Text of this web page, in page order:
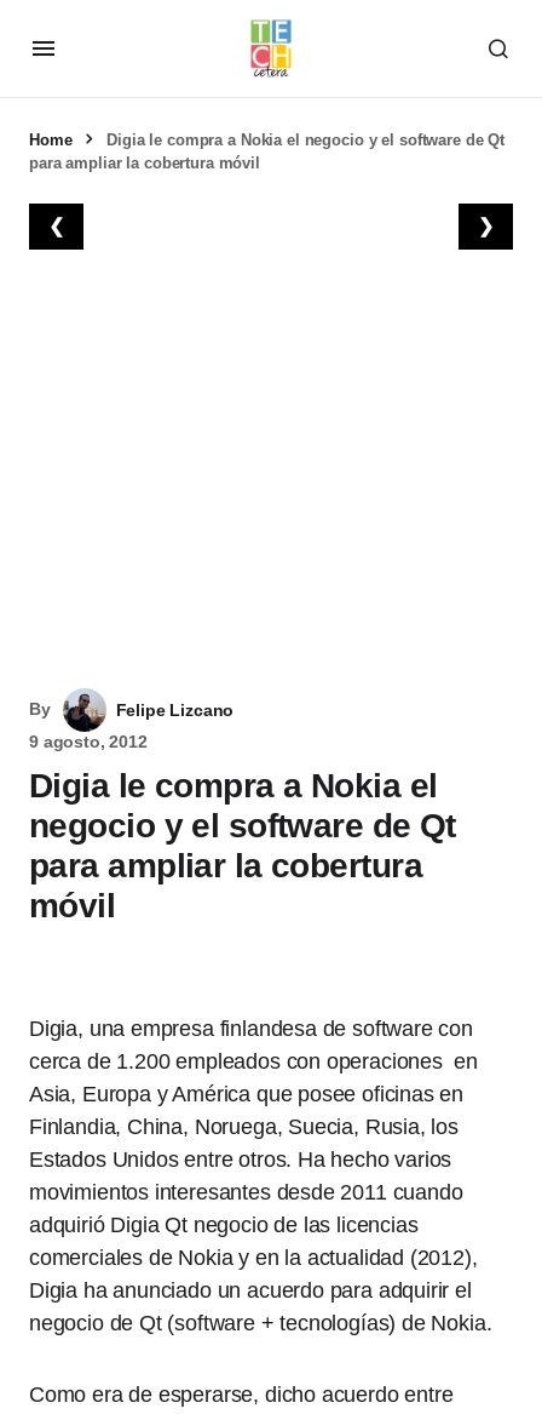
Home
Digia le compra a Nokia el negocio y el software de Qt
para ampliar la cobertura móvil
❮ ❯
By
Felipe Lizcano
9 agosto, 2012
Digia le compra a Nokia el
negocio y el software de Qt
para ampliar la cobertura
móvil
Digia, una empresa finlandesa de software con
cerca de 1.200 empleados con operaciones en
Asia, Europa y América que posee oficinas en
Finlandia, China, Noruega, Suecia, Rusia, los
Estados Unidos entre otros. Ha hecho varios
movimientos interesantes desde 2011 cuando
adquirió Digia Qt negocio de las licencias
comerciales de Nokia y en la actualidad (2012),
Digia ha anunciado un acuerdo para adquirir el
negocio de Qt (software + tecnologías) de Nokia.
Como era de esperarse, dicho acuerdo entre